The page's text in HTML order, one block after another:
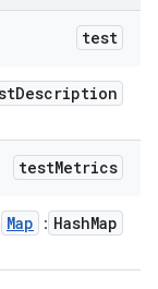
test
Description
testMetrics
HashMap
:
Map